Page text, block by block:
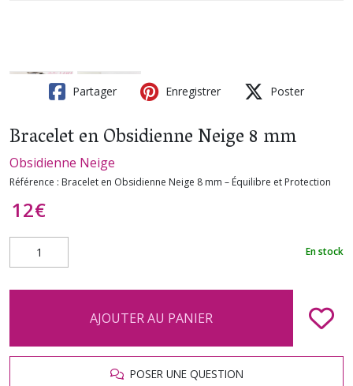
Partager Enregistrer Poster
Bracelet en Obsidienne Neige 8 mm
Obsidienne Neige
Référence : Bracelet en Obsidienne Neige 8 mm – Équilibre et Protection
12€
En stock
AJOUTER AU PANIER
POSER UNE QUESTION